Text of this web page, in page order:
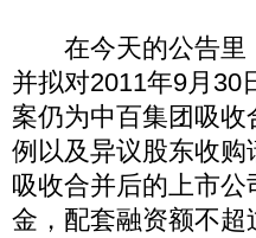
在今天的公告里
并拟对2011年9月30
案仍为中百集团吸
例以及异议股东收
吸收合并后的上市
金，配套融资额不超